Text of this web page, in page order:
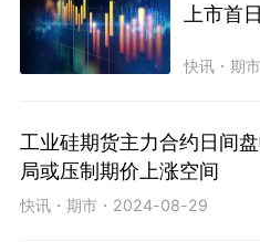
上市首
快讯 ・期市
工业硅期货主力合约日间
局或压制期价上涨空间
快讯・ 期市 ・ 2024-08-29